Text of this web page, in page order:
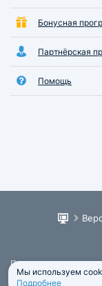
Бонусная
Партнёрская
Помощь
Пользовательское
Юридическая
Мы используем
Подробнее